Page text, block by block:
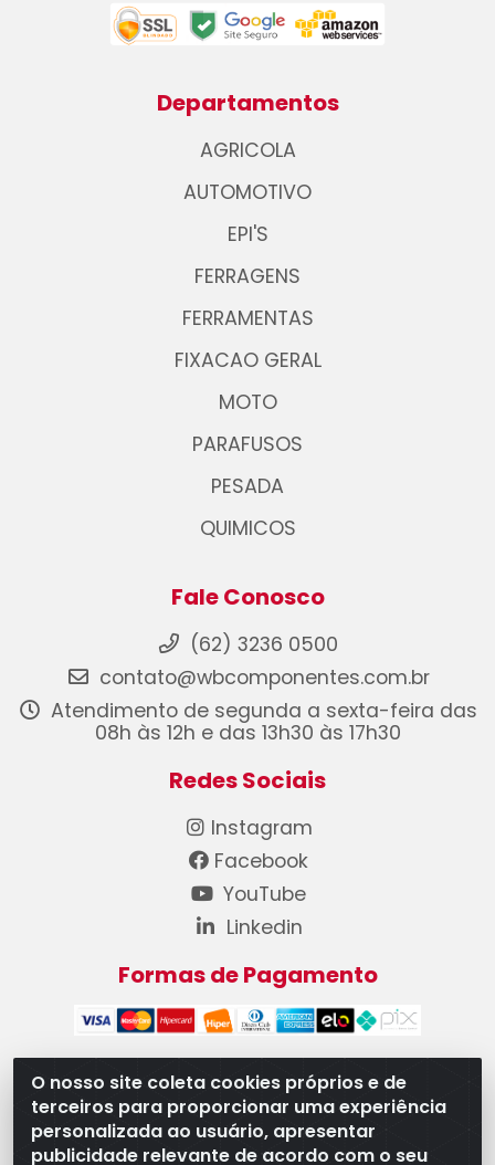
O nosso site coleta cookies próprios e de
terceiros para proporcionar uma experiência
personalizada ao usuário, apresentar
publicidade relevante de acordo com o seu
Departamentos
AGRICOLA
AUTOMOTIVO
EPI'S
FERRAGENS
FERRAMENTAS
FIXACAO GERAL
MOTO
PARAFUSOS
PESADA
QUIMICOS
Fale Conosco
(62) 3236 0500
contato@wbcomponentes.com.br
Atendimento de segunda a sexta-feira das
08h às 12h e das 13h30 às 17h30
Redes Sociais
Instagram
Facebook
YouTube
Linkedin
Formas de Pagamento
WB Componentes Automotivos LTDA - CNPJ
08.528.393/0001-12 - Rua do Níquel, 667 - Parque
Oeste Industrial, Goiânia/GO - CEP 74375-660